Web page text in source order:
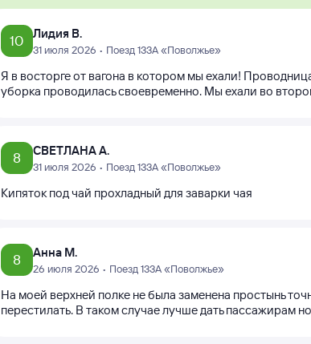
10 Лидия В.
31 июля 2026 • Поезд 133А «Поволжье»
Я в восторге от вагона в котором мы ехали!
уборка проводилась своевременно. Мы ехали во
8 СВЕТЛАНА А.
31 июля 2026 • Поезд 133А «Поволжье»
Кипяток под чай прохладный для заварки чая
8 Анна М.
26 июля 2026 • Поезд 133А «Поволжье»
На моей верхней полке не была заменена простынь
перестилать. В таком случае лучше дать пассажирам